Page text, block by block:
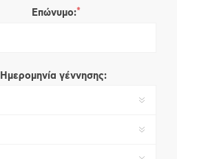
Επώνυμο:*
Ημερομηνία γέννησης: